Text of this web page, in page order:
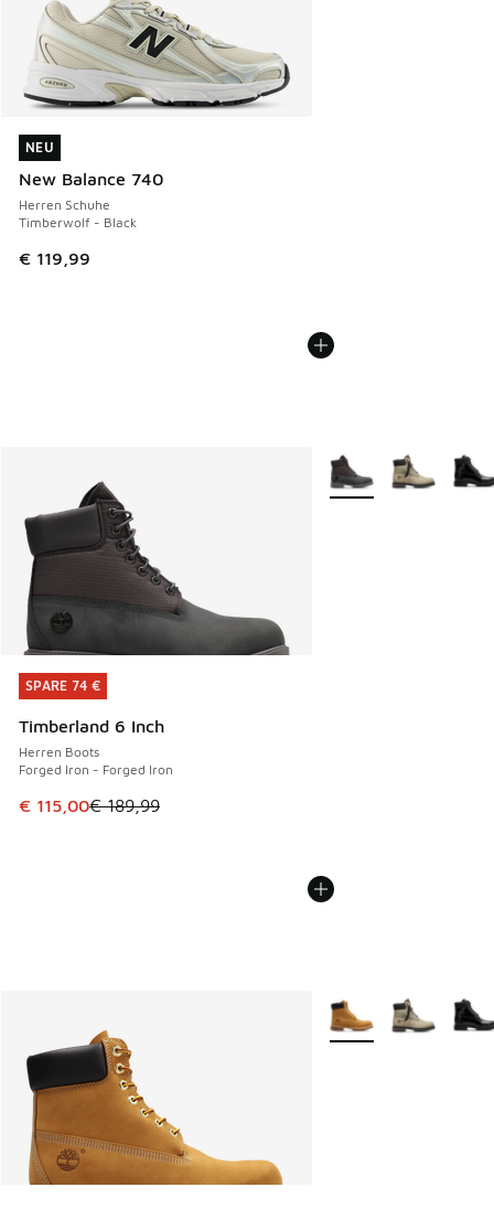
NEU
New Balance 740
Herren Schuhe
Timberwolf - Black
€ 119,99
NEU
SPARE 74 €
Timberland 6 Inch
Herren Boots
Forged Iron - Forged Iron
Dieser Artikel ist im Sale. Der Preis ist von € 189,99 auf €
€ 115,00€ 189,99
SPARE 74 €
Weitere Farben
Weitere Farben